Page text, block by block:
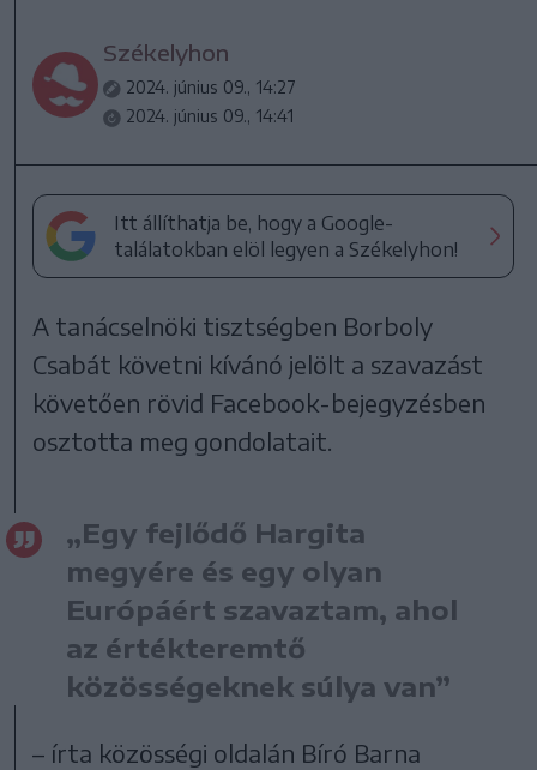
Székelyhon
2024. június 09., 14:27
2024. június 09., 14:41
Itt állíthatja be, hogy a Google-
találatokban elöl legyen a Székelyhon!
A tanácselnöki tisztségben Borboly
Csabát követni kívánó jelölt a szavazást
követően rövid Facebook-bejegyzésben
osztotta meg gondolatait.
„Egy fejlődő Hargita
megyére és egy olyan
Európáért szavaztam, ahol
az értékteremtő
közösségeknek súlya van”
– írta közösségi oldalán Bíró Barna